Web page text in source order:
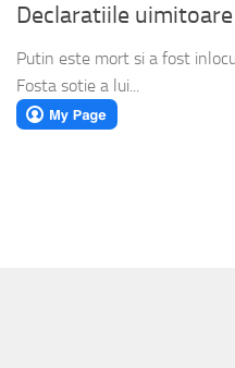
Declaratiile
Putin este mort si a fost
Fosta sotie a lui...